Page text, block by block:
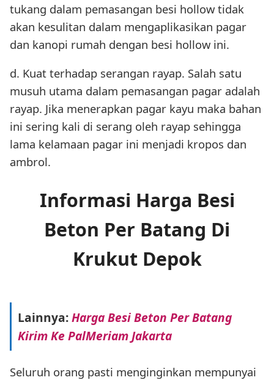
tukang dalam pemasangan besi hollow tidak
akan kesulitan dalam mengaplikasikan pagar
dan kanopi rumah dengan besi hollow ini.
d. Kuat terhadap serangan rayap. Salah satu
musuh utama dalam pemasangan pagar adalah
rayap. Jika menerapkan pagar kayu maka bahan
ini sering kali di serang oleh rayap sehingga
lama kelamaan pagar ini menjadi kropos dan
ambrol.
Informasi Harga Besi
Beton Per Batang Di
Krukut Depok
Lainnya:Harga Besi Beton Per Batang
Kirim Ke PalMeriam Jakarta
Seluruh orang pasti menginginkan mempunyai